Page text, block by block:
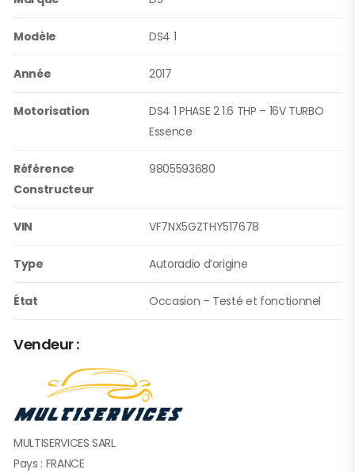
Modèle DS4 1
Année 2017
Motorisation
DS4 1 PHASE 2 1.6 THP – 16V TURBO
Essence
Référence
Constructeur
9805593680
VIN VF7NX5GZTHY517678
Type Autoradio d’origine
État Occasion – Testé et fonctionnel
Vendeur :
MULTISERVICES SARL
Pays : FRANCE